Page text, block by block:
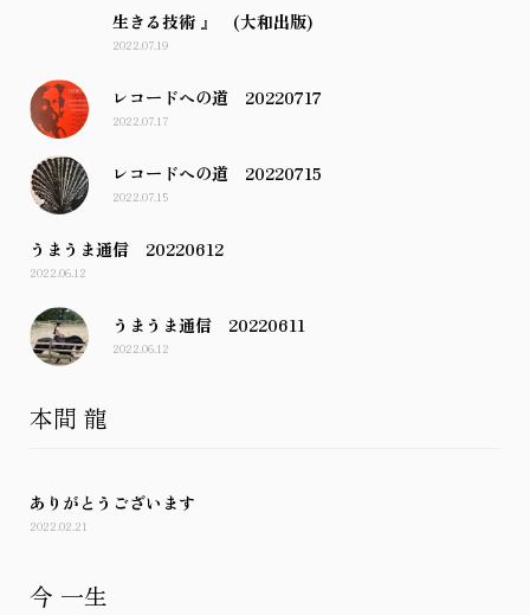
生きる技術 』 (大和出版)
2022.07.19
レコードへの道 20220717
2022.07.17
レコードへの道 20220715
2022.07.15
うまうま通信 20220612
2022.06.12
うまうま通信 20220611
2022.06.12
本間 龍
ありがとうございます
2022.02.21
今 一生